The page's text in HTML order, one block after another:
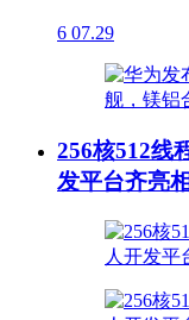
6 07.29
256核512线
发平台齐亮